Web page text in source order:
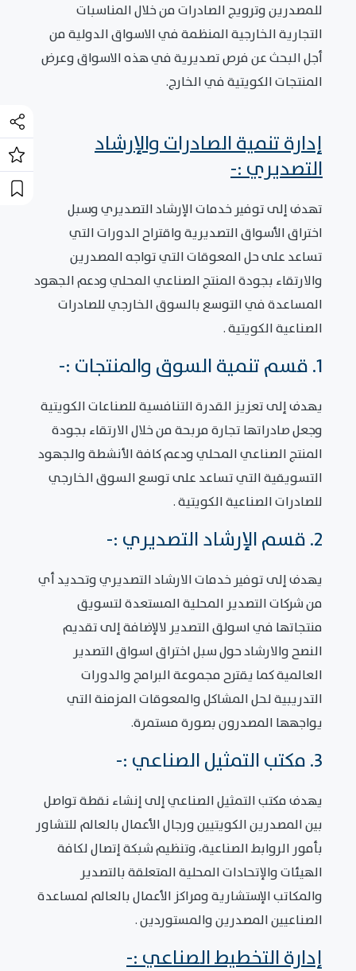
للمصدرين وترويج الصادرات من خلال المناسبات
التجارية الخارجية المنظمة في الاسواق الدولية من
أجل البحث عن فرص تصديرية في هذه الاسواق وعرض
المنتجات الكويتية في الخارج.
إدارة تنمية الصادرات والإرشاد
التصديري :-
تهدف إلى توفير خدمات الإرشاد التصديري وسبل
اختراق الأسواق التصديرية واقتراح الدورات التي
تساعد على حل المعوقات التي تواجه المصدرين
والارتقاء بجودة المنتج الصناعي المحلي ودعم الجهود
المساعدة في التوسع بالسوق الخارجي للصادرات
الصناعية الكويتية .
1. قسم تنمية السوق والمنتجات :-
يهدف إلى تعزيز القدرة التنافسية للصناعات الكويتية
وجعل صادراتها تجارة مربحة من خلال الارتقاء بجودة
المنتج الصناعي المحلي ودعم كافة الأنشطة والجهود
التسويقية التي تساعد على توسع السوق الخارجي
للصادرات الصناعية الكويتية .
2. قسم الإرشاد التصديري :-
يهدف إلى توفير خدمات الارشاد التصديري وتحديد أي
من شركات التصدير المحلية المستعدة لتسويق
منتجاتها في اسولق التصدير لالإضافة إلى تقديم
النصح والارشاد حول سبل اختراق اسواق التصدير
العالمية كما يقترح مجموعة البرامج والدورات
التدريبية لحل المشاكل والمعوقات المزمنة التي
يواجهها المصدرون بصورة مستمرة.
3. مكتب التمثيل الصناعي :-
يهدف مكتب التمثيل الصناعي إلى إنشاء نقطة تواصل
بين المصدرين الكويتيين ورجال الأعمال بالعالم للتشاور
بأمور الروابط الصناعية، وتنظيم شبكة إتصال لكافة
الهيئات والإتحادات المحلية المتعلقة بالتصدير
والمكاتب الإستشارية ومراكز الأعمال بالعالم لمساعدة
الصناعيين المصدرين والمستوردين .
إدارة التخطيط الصناعي :-